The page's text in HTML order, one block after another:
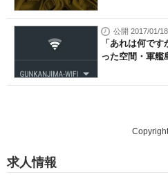
公開 2017/01/18
「あれは何で
った空間・軍艦
求人情報